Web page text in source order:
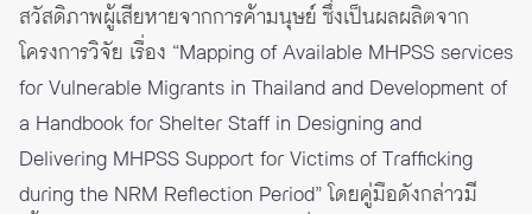
สวัสดิภาพผู้เสียหายจากการค้ามนุษย์ ซึ่งเป็นผลผลิตจาก
โครงการวิจัย เรื่อง “Mapping of Available MHPSS services
for Vulnerable Migrants in Thailand and Development of
a Handbook for Shelter Staff in Designing and
Delivering MHPSS Support for Victims of Trafficking
during the NRM Reflection Period”โดยคู่มือดังกล่าวมี